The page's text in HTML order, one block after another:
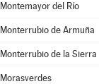
Montemayor del Río
Monterrubio de Armuña
Monterrubio de la Sierra
Morasverdes